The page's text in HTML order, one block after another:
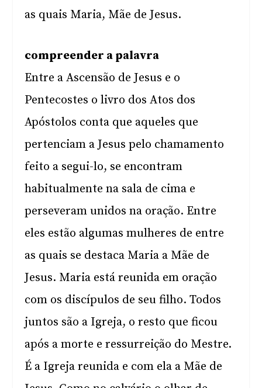
as quais Maria, Mãe de Jesus.
compreender a palavra
Entre a Ascensão de Jesus e o
Pentecostes o livro dos Atos dos
Apóstolos conta que aqueles que
pertenciam a Jesus pelo chamamento
feito a segui-lo, se encontram
habitualmente na sala de cima e
perseveram unidos na oração. Entre
eles estão algumas mulheres de entre
as quais se destaca Maria a Mãe de
Jesus. Maria está reunida em oração
com os discípulos de seu filho. Todos
juntos são a Igreja, o resto que ficou
após a morte e ressurreição do Mestre.
É a Igreja reunida e com ela a Mãe de